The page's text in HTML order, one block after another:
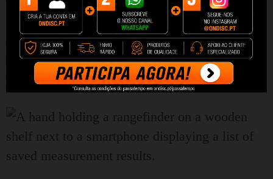
bem pensado suporta ainda mais a operação
intuitiva, tornando o dispositivo confortável de
usar tanto para profissionais experientes quanto
para iniciantes.